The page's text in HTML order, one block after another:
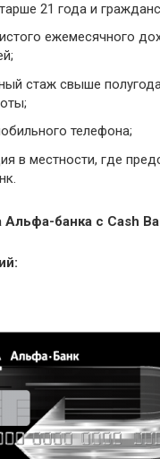
21 года и
ежемесячного
стаж свыше
телефона;
в местности, где
Альфа-банка с Cash